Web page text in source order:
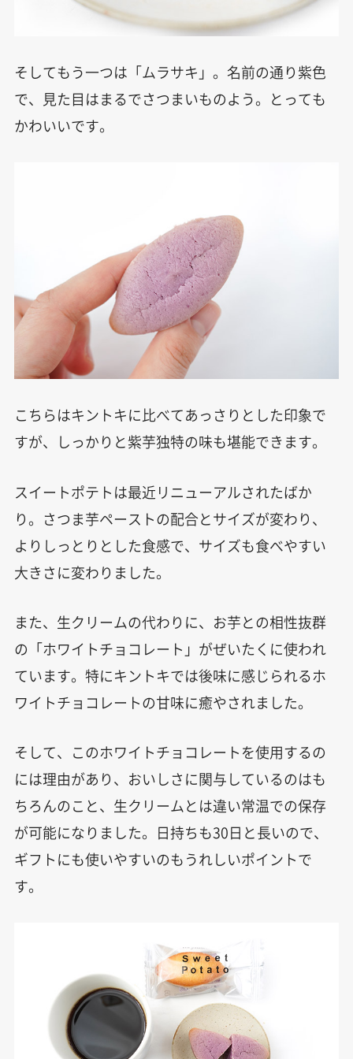
そしてもう一つは「ムラサキ」。名前の通り紫色
で、見た目はまるでさつまいものよう。とっても
かわいいです。
こちらはキントキに比べてあっさりとした印象で
すが、しっかりと紫芋独特の味も堪能できます。
スイートポテトは最近リニューアルされたばか
り。さつま芋ペーストの配合とサイズが変わり、
よりしっとりとした食感で、サイズも食べやすい
大きさに変わりました。
また、生クリームの代わりに、お芋との相性抜群
の「ホワイトチョコレート」がぜいたくに使われ
ています。特にキントキでは後味に感じられるホ
ワイトチョコレートの甘味に癒やされました。
そして、このホワイトチョコレートを使用するの
には理由があり、おいしさに関与しているのはも
ちろんのこと、生クリームとは違い常温での保存
が可能になりました。日持ちも30日と長いので、
ギフトにも使いやすいのもうれしいポイントで
す。